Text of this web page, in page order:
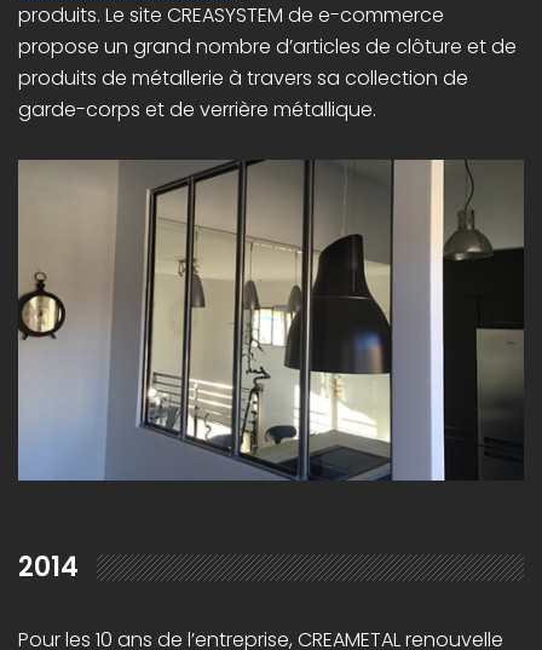
produits. Le site CREASYSTEM de e-commerce
propose un grand nombre d’articles de clôture et de
produits de métallerie à travers sa collection de
garde-corps et de verrière métallique.
2014
Pour les 10 ans de l’entreprise, CREAMETAL renouvelle